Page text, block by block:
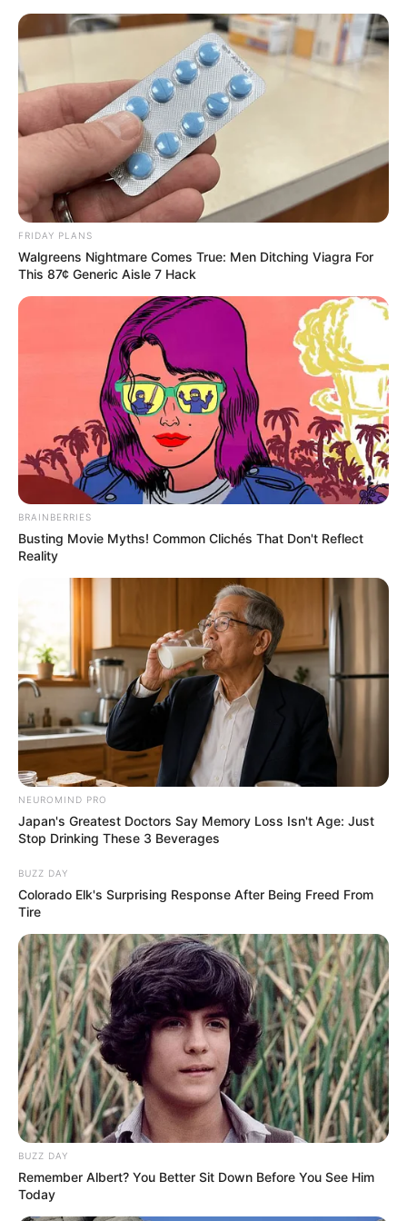
au
contenu AU PETIT PARIEUR
Pronostic Gratuit du Tiercé Quinté PMU du jour
Menu
PRIX DE POITIERS PRONOSTIC QUINTE
PMU 03-01-2024
Pronostic et presse PMU du Tiercé Quinté
du jour pour le PRIX DE POITIERS ce 3
Janvier 2024
FRIDAY PLANS
Walgreens Nightmare Comes True: Men Ditching Viagra For
This 87¢ Generic Aisle 7 Hack
BRAINBERRIES
Busting Movie Myths! Common Clichés That Don't Reflect
Reality
NEUROMIND PRO
Japan's Greatest Doctors Say Memory Loss Isn't Age: Just
Stop Drinking These 3 Beverages
BUZZ DAY
Colorado Elk's Surprising Response After Being Freed From
Tire
BUZZ DAY
Remember Albert? You Better Sit Down Before You See Him
Today